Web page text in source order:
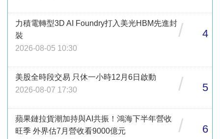
力積電轉型3D AI Foundry打入美光HBM先進封
裝
2026-08-05 10:30
/ 4
美股全時段交易 只休一小時12月6日啟動
2026-08-07 17:30
/ 5
蘋果鏈拉貨潮加持與AI共振！鴻海下半年營收
旺季 外界估7月營收看9000億元
/ 6